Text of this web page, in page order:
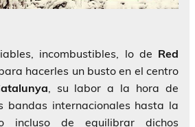
incombustibles, lo de Red
hacerles un busto en el centro
, su labor a la hora de
bandas internacionales hasta la
incluso de equilibrar dichos